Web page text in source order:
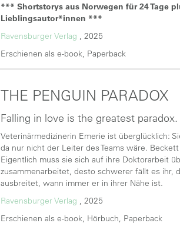
*** Shortstorys aus Norwegen für 24 Tage
Lieblingsautor*innen ***
Ravensburger Verlag , 2025
Erschienen als e-book, Paperback
THE PENGUIN PARADOX
Falling in love is the greatest paradox.
Veterinärmedizinerin Emerie ist überglücklich:
da nur nicht der Leiter des Teams wäre.
Eigentlich muss sie sich auf ihre Doktorarbeit
zusammenarbeitet, desto schwerer fällt es ihr,
ausbreitet, wann immer er in ihrer Nähe ist.
Ravensburger Verlag , 2025
Erschienen als e-book, Hörbuch, Paperback